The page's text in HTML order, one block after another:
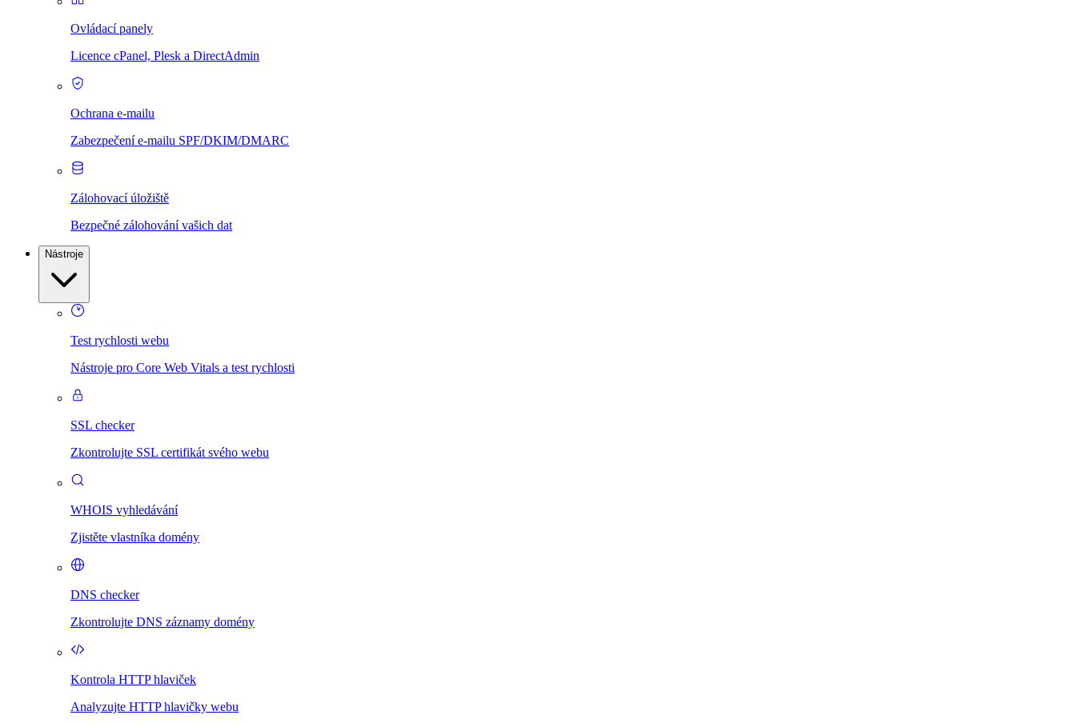
Ovládací panely
Licence cPanel, Plesk a DirectAdmin
Ochrana e-mailu
Zabezpečení e-mailu SPF/DKIM/DMARC
Zálohovací úložiště
Bezpečné zálohování vašich dat
Nástroje
Test rychlosti webu
Nástroje pro Core Web Vitals a test rychlosti
SSL checker
Zkontrolujte SSL certifikát svého webu
WHOIS vyhledávání
Zjistěte vlastníka domény
DNS checker
Zkontrolujte DNS záznamy domény
Kontrola HTTP hlaviček
Analyzujte HTTP hlavičky webu